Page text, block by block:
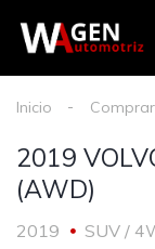
Inicio Comprar
2019
(AWD)
2019 SUV /